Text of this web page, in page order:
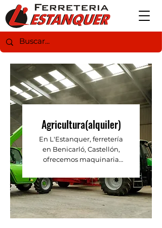
Agricultura(alquiler)
En L'Estanquer, ferretería
en Benicarló, Castellón,
ofrecemos maquinaria
optimizar tus tareas en el
campo. Encuentra tractores,
desbrozadoras,
motocultores y más, ideales
para trabajos agrícolas y